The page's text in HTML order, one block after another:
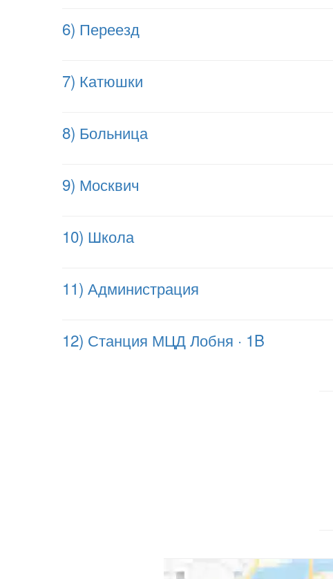
6) Переезд
7) Катюшки
8) Больница
9) Москвич
10) Школа
11) Администрация
12) Станция МЦД Лобня · 1B